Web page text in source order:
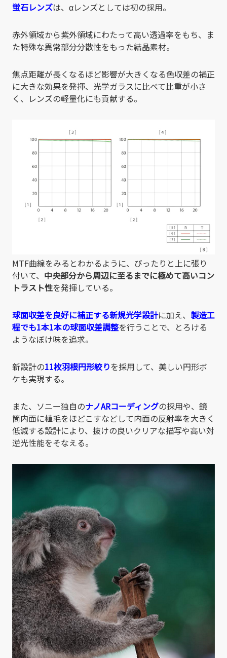
蛍石レンズは、αレンズとしては初の採用。
赤外領域から紫外領域にわたって高い透過率をもち、ま
た特殊な異常部分分散性をもった結晶素材。
焦点距離が長くなるほど影響が大きくなる色収差の補正
に大きな効果を発揮、光学ガラスに比べて比重が小さ
く、レンズの軽量化にも貢献する。
MTF曲線をみるとわかるように、びったりと上に張り
付いて、 中央部分から周辺に至るまでに極めて高いコン
トラスト性を発揮している。
球面収差を良好に補正する新規光学設計に加え、 製造工
程でも1本1本の球面収差調整を行うことで、とろける
ようなぼけ味を追求。
新設計の11枚羽根円形絞りを採用して、美しい円形ボ
ケも実現する。
また、ソニー独自のナノARコーディングの採用や、鏡
筒内面に植毛をほどこすなどして内面の反射率を大きく
低減する設計により、抜けの良いクリアな描写や高い対
逆光性能をそなえる。